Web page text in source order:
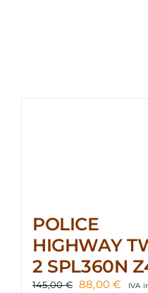
POLICE
HIGHWAY
2 SPL360N
145,00€ El
88,00€ElIVA